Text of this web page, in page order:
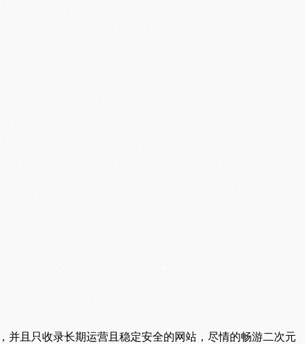
并且只收录长期运营且稳定安全的网站，尽情的畅游二次元